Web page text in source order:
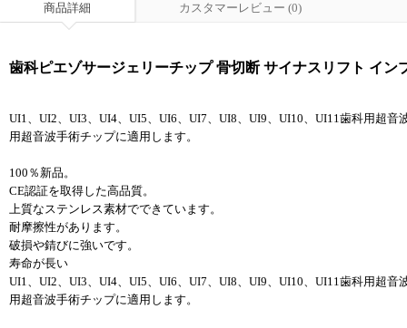
商品詳細 カスタマーレビュー (0)
歯科ピエゾサージェリーチップ 骨切断 サイナスリフト イン
UI1、UI2、UI3、UI4、UI5、UI6、UI7、UI8、UI9、UI10、UI11歯科用超音
用超音波手術チップに適用します。
100％新品。
CE認証を取得した高品質。
上質なステンレス素材でできています。
耐摩擦性があります。
破損や錆びに強いです。
寿命が長い
UI1、UI2、UI3、UI4、UI5、UI6、UI7、UI8、UI9、UI10、UI11歯科用超音
用超音波手術チップに適用します。